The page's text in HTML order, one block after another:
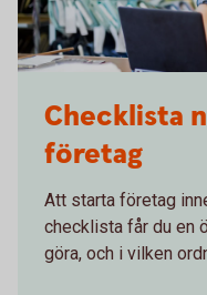
Checklista
företag
Att starta företag
checklista får du en
göra, och i vilken